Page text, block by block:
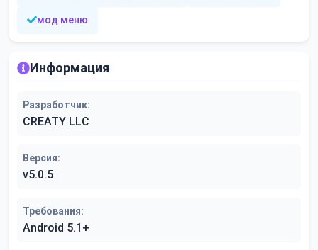
мод меню
Информация
Разработчик:
CREATY LLC
Версия:
v5.0.5
Требования:
Android 5.1+